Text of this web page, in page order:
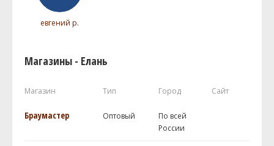
евгений р.
Магазины - Елань
Магазин Тип Город Сайт
Браумастер Оптовый
По всей
России